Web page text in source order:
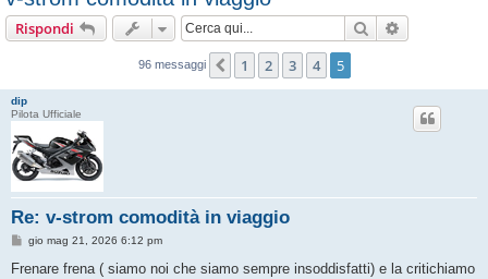
Rispondi Cerca
96 messaggi Precedente
1 2 3 4 5
dip
Pilota Ufficiale
Re: v-strom comodità in viaggio
M
s
gio mag 21, 2026 6:12 pm
Frenare frena ( siamo noi che siamo sempre insoddisfatti) e la critichiamo